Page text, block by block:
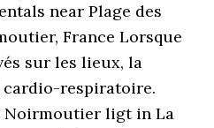
near Plage des
France Lorsque
sur les lieux, la
respiratoire.
Noirmoutier ligt in La